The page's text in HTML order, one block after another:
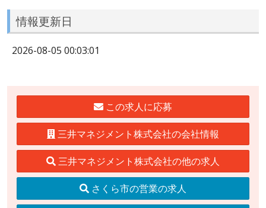
情報更新日
2026-08-05 00:03:01
この求人に応募
三井マネジメント株式会社の会社情報
三井マネジメント株式会社の他の求人
さくら市の営業の求人